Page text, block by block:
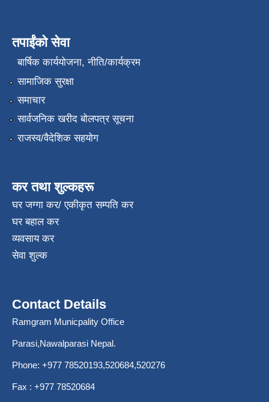
तपाईंको सेवा
बार्षिक कार्ययोजना, नीति/कार्यक्रम
सामाजिक सुरक्षा
समाचार
सार्वजनिक खरीद बोलपत्र सूचना
राजस्व/वैदेशिक सहयोग
कर तथा शुल्कहरू
घर जग्गा कर/ एकीकृत सम्पति कर
घर बहाल कर
व्यवसाय कर
सेवा शुल्क
Contact Details
Ramgram Municpality Office
Parasi,Nawalparasi Nepal.
Phone: +977 78520193,520684,520276
Fax : +977 78520684